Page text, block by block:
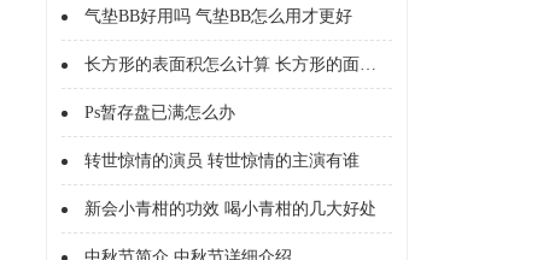
气垫BB好用吗 气垫BB怎么用才更好
长方形的表面积怎么计算 长方形的面积怎么计算的
Ps暂存盘已满怎么办
转世惊情的演员 转世惊情的主演有谁
新会小青柑的功效 喝小青柑的几大好处